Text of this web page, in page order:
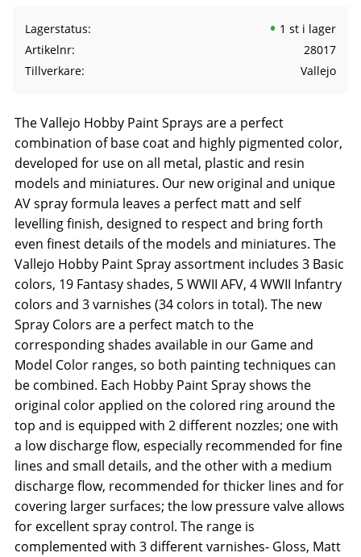
Lagerstatus
1 st i lager
Artikelnr
28017
Tillverkare
Vallejo
The Vallejo Hobby Paint Sprays are a perfect
combination of base coat and highly pigmented color,
developed for use on all metal, plastic and resin
models and miniatures. Our new original and unique
AV spray formula leaves a perfect matt and self
levelling finish, designed to respect and bring forth
even finest details of the models and miniatures. The
Vallejo Hobby Paint Spray assortment includes 3 Basic
colors, 19 Fantasy shades, 5 WWII AFV, 4 WWII Infantry
colors and 3 varnishes (34 colors in total). The new
Spray Colors are a perfect match to the
corresponding shades available in our Game and
Model Color ranges, so both painting techniques can
be combined. Each Hobby Paint Spray shows the
original color applied on the colored ring around the
top and is equipped with 2 different nozzles; one with
a low discharge flow, especially recommended for fine
lines and small details, and the other with a medium
discharge flow, recommended for thicker lines and for
covering larger surfaces; the low pressure valve allows
for excellent spray control. The range is
complemented with 3 different varnishes- Gloss, Matt